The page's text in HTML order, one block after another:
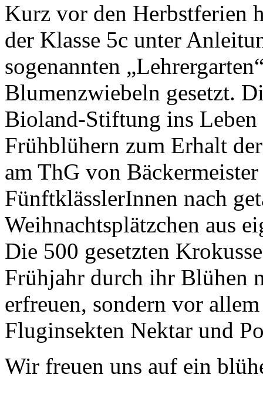
Kurz vor den Herbstferien
der Klasse 5c unter
sogenannten
Blumenzwiebeln gesetzt.
Bioland-Stiftung ins
Frühblühern zum Erhalt
am ThG von
FünftklässlerInnen nach
Weihnachtsplätzchen aus
Die 500 gesetzten
Frühjahr durch ihr Blühen
erfreuen, sondern vor
Fluginsekten Nektar und
Wir freuen uns auf ein